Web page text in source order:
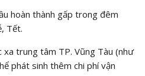
hoàn thành gấp trong đêm
Tết.
xa trung tâm TP. Vũng Tàu (như
phát sinh thêm chi phí vận